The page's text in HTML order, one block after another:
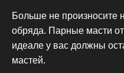
Больше не произносите
обряда. Парные масти
идеале у вас должны
мастей.